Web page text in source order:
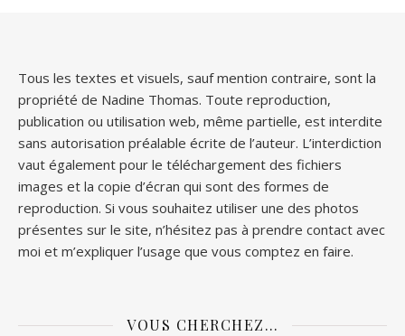
Tous les textes et visuels, sauf mention contraire, sont la
propriété de Nadine Thomas. Toute reproduction,
publication ou utilisation web, même partielle, est interdite
sans autorisation préalable écrite de l’auteur. L’interdiction
vaut également pour le téléchargement des fichiers
images et la copie d’écran qui sont des formes de
reproduction. Si vous souhaitez utiliser une des photos
présentes sur le site, n’hésitez pas à prendre contact avec
moi et m’expliquer l’usage que vous comptez en faire.
VOUS CHERCHEZ…